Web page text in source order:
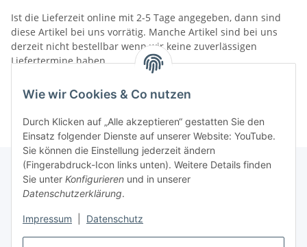
Wie wir Cookies & Co nutzen
Durch Klicken auf „Alle akzeptieren“ gestatten Sie den
Einsatz folgender Dienste auf unserer Website: YouTube.
Sie können die Einstellung jederzeit ändern
(Fingerabdruck-Icon links unten). Weitere Details finden
Sie unter Konfigurieren und in unserer
Datenschutzerklärung.
Impressum Datenschutz
Ist die Lieferzeit online mit 2-5 Tage angegeben, dann sind
diese Artikel bei uns vorrätig. Manche Artikel sind bei uns
derzeit nicht bestellbar wenn wir keine zuverlässigen
Liefertermine haben.
Gesetzliche Informationen